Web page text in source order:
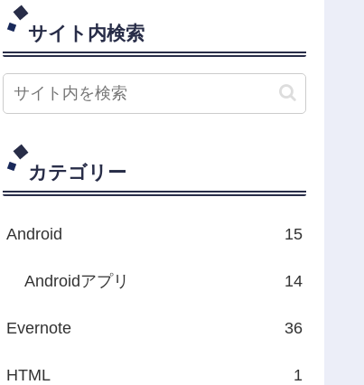
サイト内検索
カテゴリー
Android 15
Androidアプリ 14
Evernote 36
HTML 1